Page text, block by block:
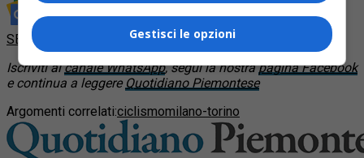
SEGUICI
Iscriviti alcanale WhatsApp, segui la nostrapagina Facebook
e continua a leggere Quotidiano Piemontese
Argomenti correlati:ciclismomilano-torino
Gestisci le opzioni